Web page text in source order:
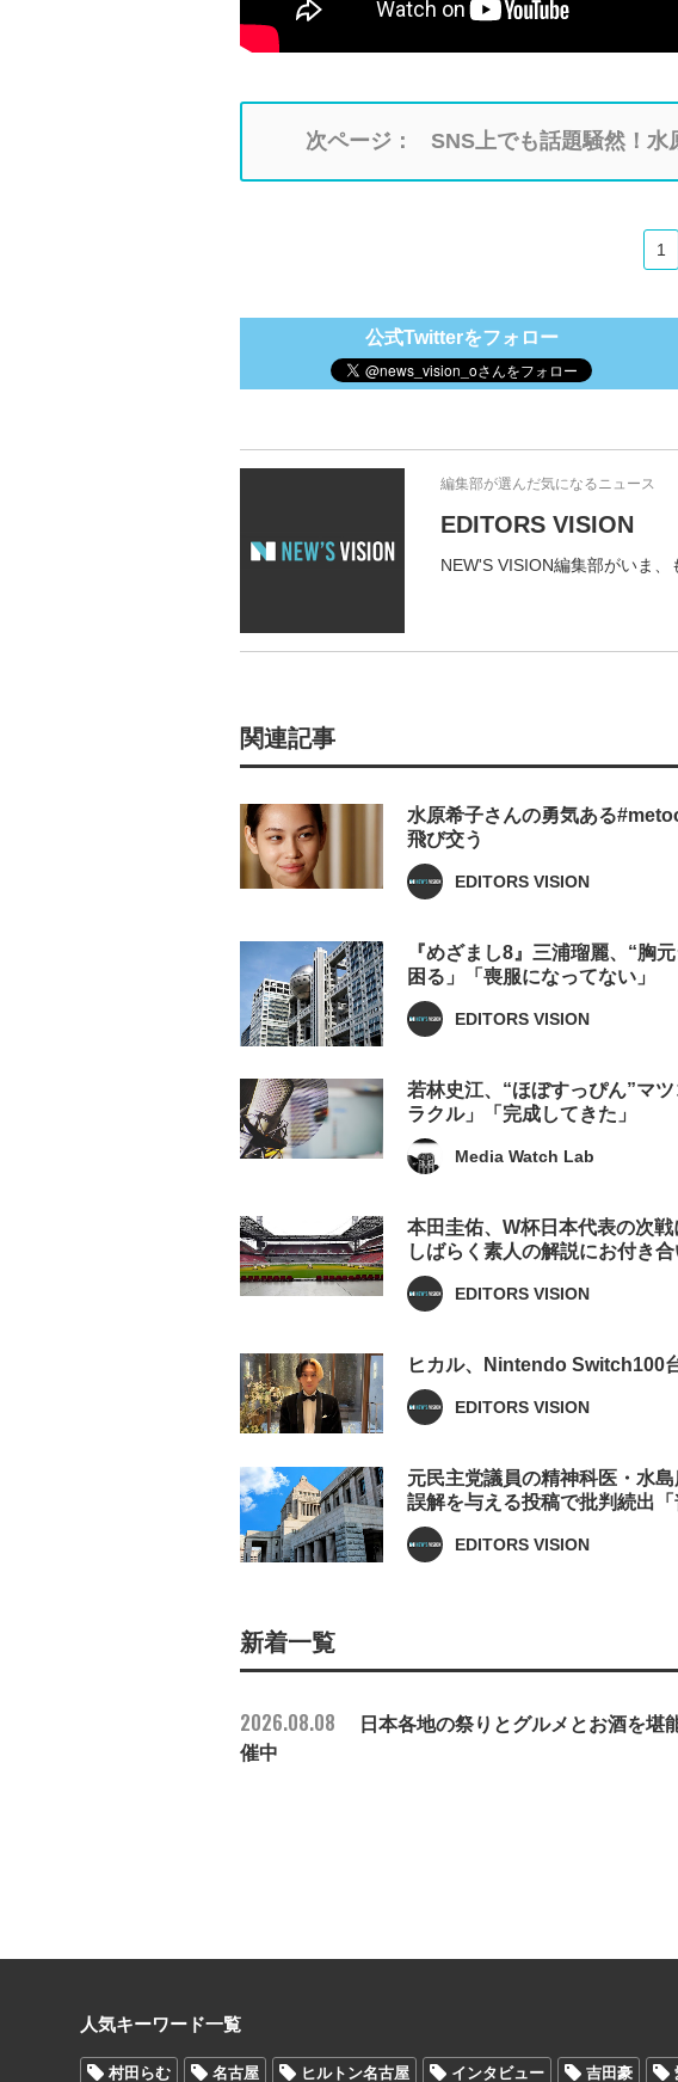
次ページ： SNS上でも話題騒然！水
1
公式Twitterをフォロー
編集部が選んだ気になるニュース
EDITORS VISION
NEW'S VISION編集部がいま、
関連記事
水原希子さんの勇気ある
飛び交う
EDITORS VISION
『めざまし8』三浦瑠麗、“胸
困る」「喪服になってない」
EDITORS VISION
若林史江、“ほぼすっぴん”マ
ラクル」「完成してきた」
Media Watch Lab
本田圭佑、W杯日本代表の次
しばらく素人の解説にお付き合
EDITORS VISION
ヒカル、Nintendo Switch100
EDITORS VISION
元民主党議員の精神科医・水
誤解を与える投稿で批判続出「
EDITORS VISION
新着一覧
2026.08.08
日本各地の祭りとグルメとお酒を
催中
人気キーワード一覧
村田らむ 名古屋 ヒルトン名古屋 インタビュー 吉田豪